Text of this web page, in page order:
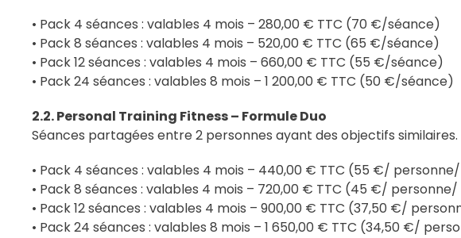
• Pack 4 séances : valables 4 mois – 280,00 € TTC (70 €/séance)
• Pack 8 séances : valables 4 mois – 520,00 € TTC (65 €/séance)
• Pack 12 séances : valables 4 mois – 660,00 € TTC (55 €/séance)
• Pack 24 séances : valables 8 mois – 1 200,00 € TTC (50 €/séance)
2.2. Personal Training Fitness – Formule Duo
Séances partagées entre 2 personnes ayant des objectifs similaires.
• Pack 4 séances : valables 4 mois – 440,00 € TTC (55 €/
• Pack 8 séances : valables 4 mois – 720,00 € TTC (45 €/
• Pack 12 séances : valables 4 mois – 900,00 € TTC (37,50 €/
• Pack 24 séances : valables 8 mois – 1 650,00 € TTC (34,50 €/